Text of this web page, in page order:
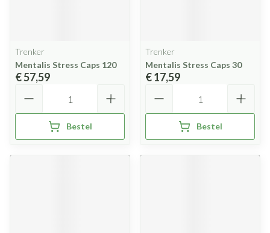
Trenker
Mentalis Stress Caps 120
€ 57,59
Bestel
Trenker
Mentalis Stress Caps 30
€ 17,59
Bestel